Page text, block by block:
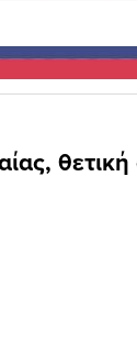
θετική